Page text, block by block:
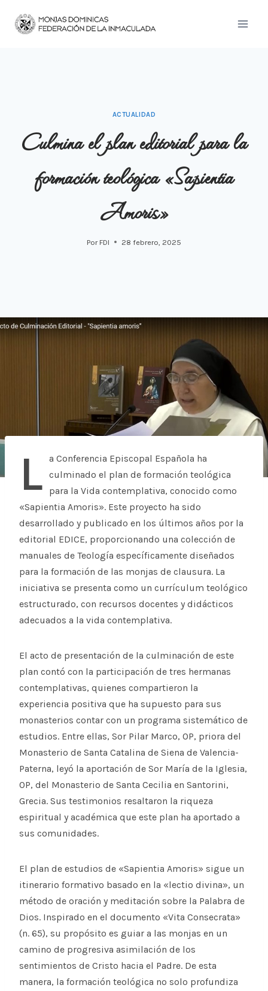
ACTUALIDAD
Culmina el plan editorial para la
formación teológica «Sapientia
Amoris»
Por FDI 28 febrero, 2025
L a Conferencia Episcopal Española ha
culminado el plan de formación teológica
para la Vida contemplativa, conocido como
«Sapientia Amoris». Este proyecto ha sido
desarrollado y publicado en los últimos años por la
editorial EDICE, proporcionando una colección de
manuales de Teología específicamente diseñados
para la formación de las monjas de clausura. La
iniciativa se presenta como un currículum teológico
estructurado, con recursos docentes y didácticos
adecuados a la vida contemplativa.
El acto de presentación de la culminación de este
plan contó con la participación de tres hermanas
contemplativas, quienes compartieron la
experiencia positiva que ha supuesto para sus
monasterios contar con un programa sistemático de
estudios. Entre ellas, Sor Pilar Marco, OP, priora del
Monasterio de Santa Catalina de Siena de Valencia-
Paterna, leyó la aportación de Sor María de la Iglesia,
OP, del Monasterio de Santa Cecilia en Santorini,
Grecia. Sus testimonios resaltaron la riqueza
espiritual y académica que este plan ha aportado a
sus comunidades.
El plan de estudios de «Sapientia Amoris» sigue un
itinerario formativo basado en la «lectio divina», un
método de oración y meditación sobre la Palabra de
Dios. Inspirado en el documento «Vita Consecrata»
(n. 65), su propósito es guiar a las monjas en un
camino de progresiva asimilación de los
sentimientos de Cristo hacia el Padre. De esta
manera, la formación teológica no solo profundiza